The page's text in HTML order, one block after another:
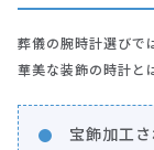
葬儀の腕時計選びで
華美な装飾の時計と
宝飾加工